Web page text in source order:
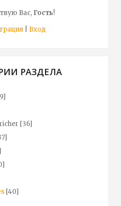
Вас,Гость!
Вход
РАЗДЕЛА
[36]
[40]